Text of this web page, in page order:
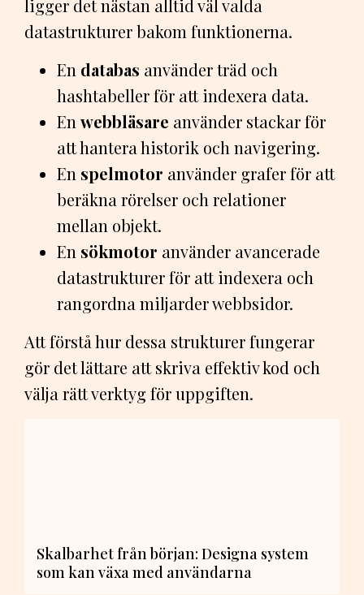
ligger det nästan alltid väl valda
datastrukturer bakom funktionerna.
En databas använder träd och
hashtabeller för att indexera data.
En webbläsare använder stackar för
att hantera historik och navigering.
En spelmotor använder grafer för att
beräkna rörelser och relationer
mellan objekt.
En sökmotor använder avancerade
datastrukturer för att indexera och
rangordna miljarder webbsidor.
Att förstå hur dessa strukturer fungerar
gör det lättare att skriva effektiv kod och
välja rätt verktyg för uppgiften.
Skalbarhet från början: Designa system
som kan växa med användarna